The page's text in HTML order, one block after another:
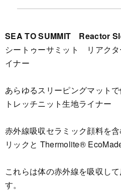
SEA TO SUMMIT Reactor
シートゥーサミット リアクタ
イナー
あらゆるスリーピングマット
トレッチニット生地ライナー
赤外線吸収セラミック顔料を
リックと Thermolite®
これらは体の赤外線を吸収し
す。